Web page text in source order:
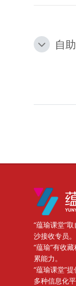
自助选
自助选课
自
版块
“蕴瑜课堂”
沙接收专员。
“蕴瑜”有收
累能力。
“蕴瑜课堂”
多种信息化